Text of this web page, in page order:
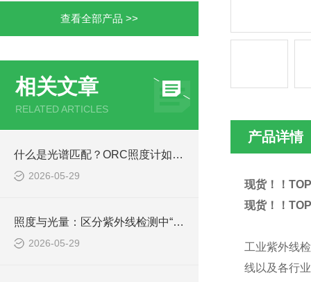
查看全部产品 >>
相关文章
RELATED ARTICLES
什么是光谱匹配？ORC照度计如何实现高精度测量？
2026-05-29
照度与光量：区分紫外线检测中“瞬时强度”和“累计能量”
2026-05-29
产品详情
现货！！
现货！！
工业紫外线
线以及各行